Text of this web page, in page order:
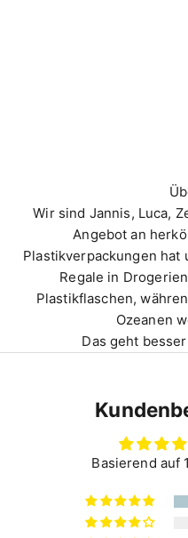
Wir sind Jannis, Luca,
Angebot an
Plastikverpackungen hat
Regale in
Plastikflaschen,
Ozeanen
Das geht
Basierend auf